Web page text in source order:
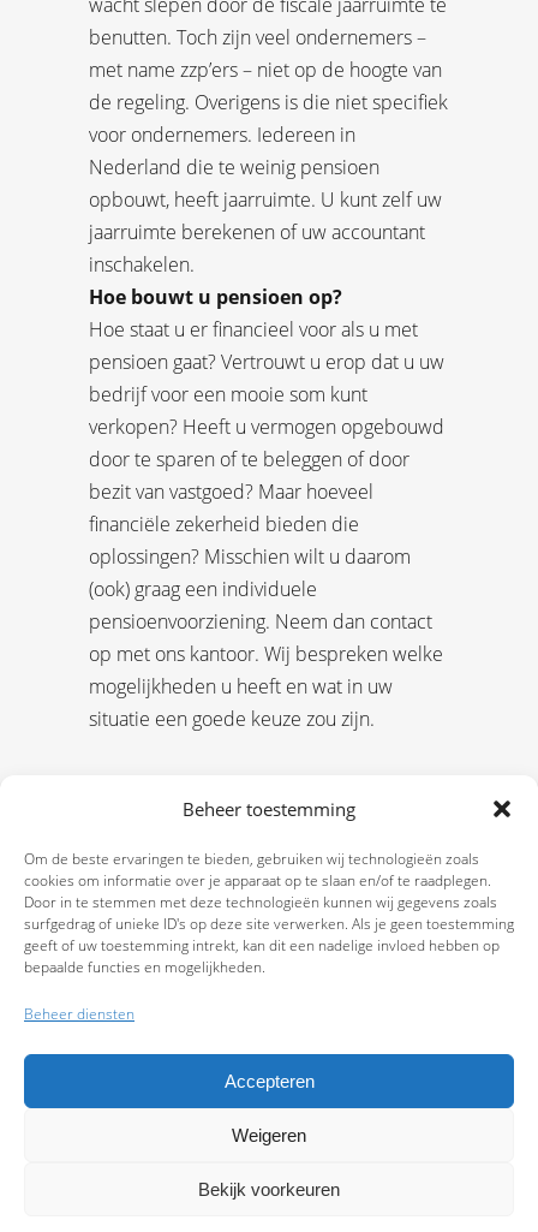
Beheer toestemming
Om de beste ervaringen te bieden, gebruiken wij technologieën zoals
cookies om informatie over je apparaat op te slaan en/of te raadplegen.
Door in te stemmen met deze technologieën kunnen wij gegevens zoals
surfgedrag of unieke ID's op deze site verwerken. Als je geen toestemming
geeft of uw toestemming intrekt, kan dit een nadelige invloed hebben op
bepaalde functies en mogelijkheden.
Beheer diensten
Accepteren
Weigeren
Bekijk voorkeuren
benutten. Toch zijn veel ondernemers –
met name zzp’ers – niet op de hoogte van
de regeling. Overigens is die niet specifiek
voor ondernemers. Iedereen in
Nederland die te weinig pensioen
opbouwt, heeft jaarruimte. U kunt zelf uw
jaarruimte berekenen of uw accountant
inschakelen.
Hoe bouwt u pensioen op?
Hoe staat u er financieel voor als u met
pensioen gaat? Vertrouwt u erop dat u uw
bedrijf voor een mooie som kunt
verkopen? Heeft u vermogen opgebouwd
door te sparen of te beleggen of door
bezit van vastgoed? Maar hoeveel
financiële zekerheid bieden die
oplossingen? Misschien wilt u daarom
(ook) graag een individuele
pensioenvoorziening. Neem dan contact
op met ons kantoor. Wij bespreken welke
mogelijkheden u heeft en wat in uw
situatie een goede keuze zou zijn.